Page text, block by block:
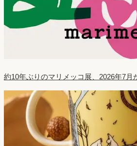
約10年ぶりのマリメッコ展、2026年7月